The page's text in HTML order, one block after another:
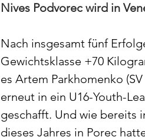
Nives Podvorec wird in
Nach insgesamt fünf
Gewichtsklasse +70
es Artem Parkhomenko
erneut in ein U16-Youth-
geschafft. Und wie bereits
dieses Jahres in Porec